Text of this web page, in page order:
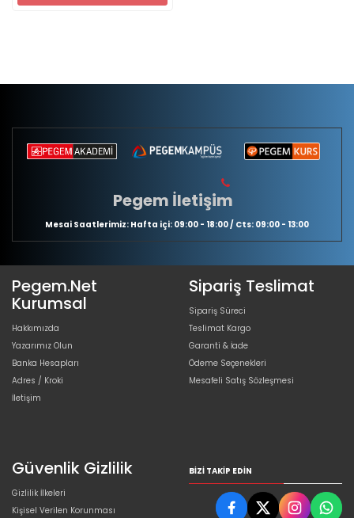
Pegem İletişim
Mesai Saatlerimiz: Hafta içi: 09:00 - 18:00 / Cts: 09:00 - 13:00
Pegem.Net
Kurumsal
Hakkımızda
Yazarımız Olun
Banka Hesapları
Adres / Kroki
İletişim
Sipariş Teslimat
Sipariş Süreci
Teslimat Kargo
Garanti & İade
Ödeme Seçenekleri
Mesafeli Satış Sözleşmesi
Güvenlik Gizlilik
Gizlilik İlkeleri
Kişisel Verilen Korunması
BIZI TAKIP EDIN